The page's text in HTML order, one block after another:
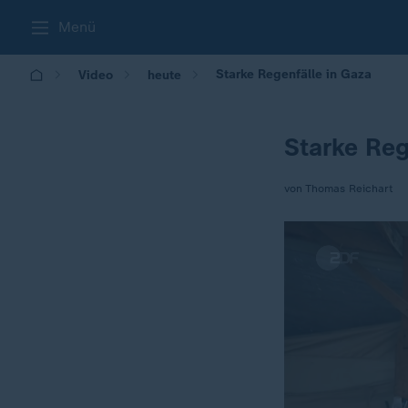
Menü
Video heute Starke Regenfälle in Gaza
Starke
von Thomas Reichart